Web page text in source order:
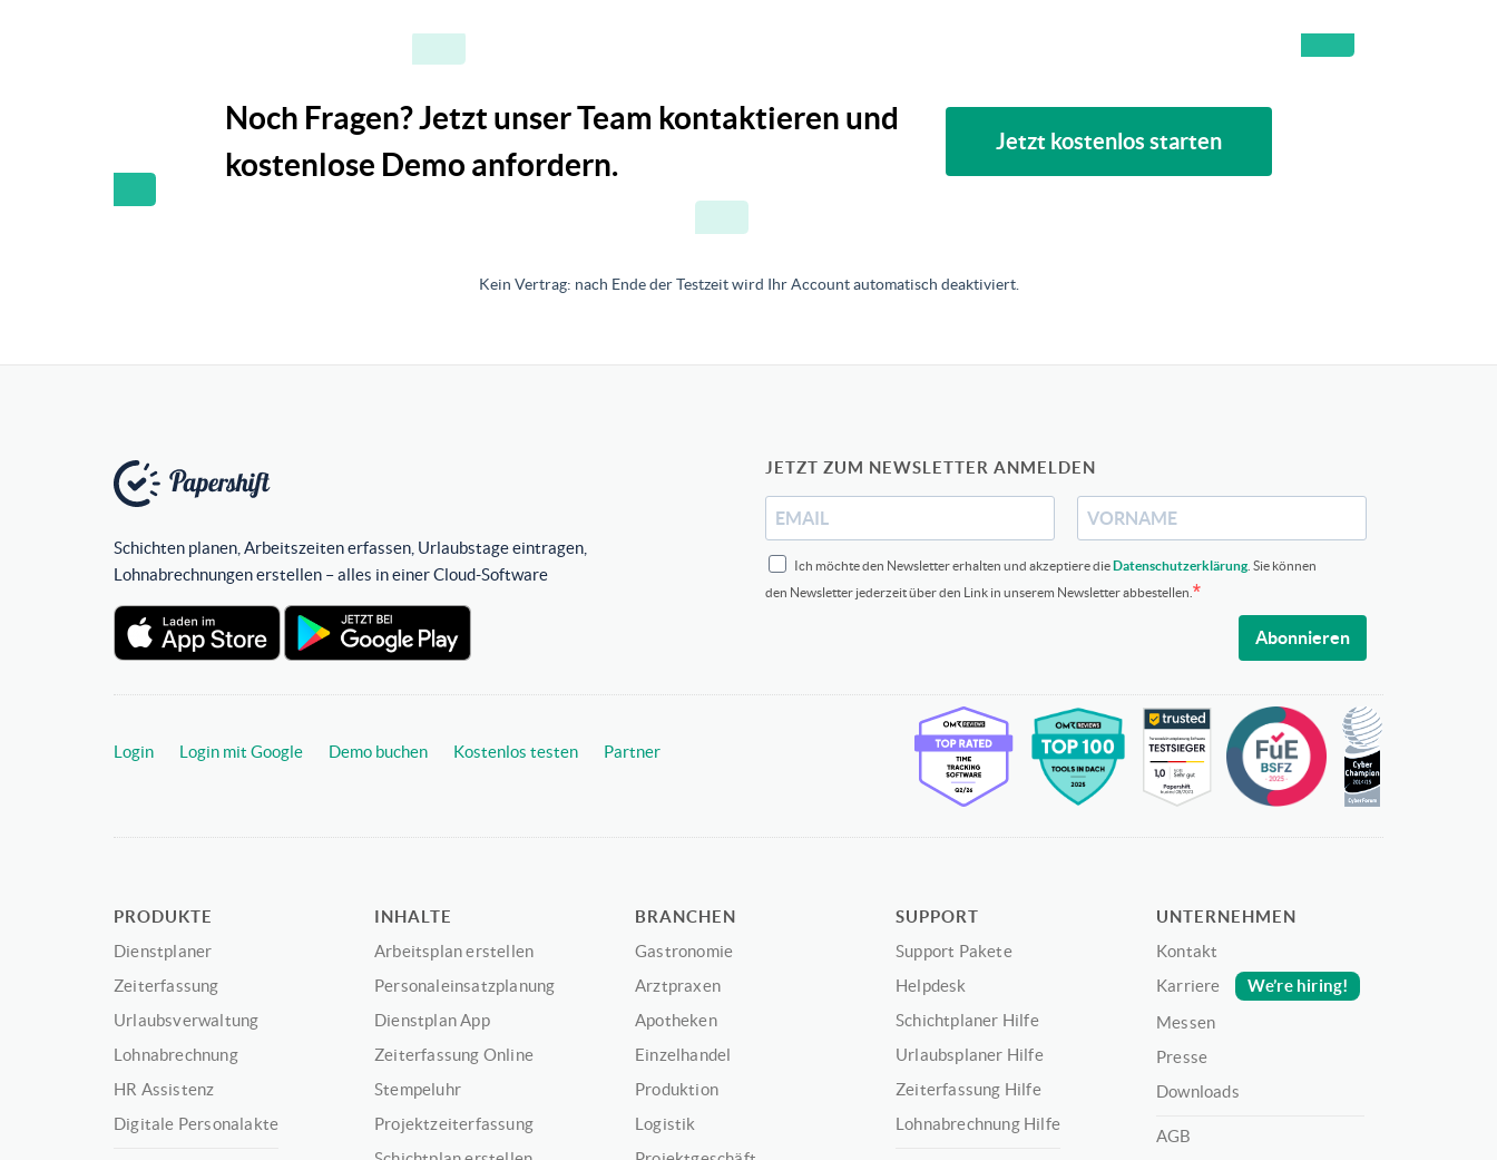
Noch Fragen? Jetzt unser Team kontaktieren und
kostenlose Demo anfordern.
Jetzt kostenlos starten
Kein Vertrag: nach Ende der Testzeit wird Ihr Account automatisch deaktiviert.
Schichten planen, Arbeitszeiten erfassen, Urlaubstage eintragen,
Lohnabrechnungen erstellen – alles in einer Cloud-Software
JETZT ZUM NEWSLETTER ANMELDEN
Ich möchte den Newsletter erhalten und akzeptiere dieDatenschutzerklärung . Sie können
den Newsletter jederzeit über den Link in unserem Newsletter abbestellen.
Abonnieren
Login Login mit Google Demo buchen Kostenlos testen Partner
PRODUKTE
Dienstplaner
Zeiterfassung
Urlaubsverwaltung
Lohnabrechnung
HR Assistenz
Digitale Personalakte
INHALTE
Arbeitsplan erstellen
Personaleinsatzplanung
Dienstplan App
Zeiterfassung Online
Stempeluhr
Projektzeiterfassung
BRANCHEN
Gastronomie
Arztpraxen
Apotheken
Einzelhandel
Produktion
Logistik
SUPPORT
Support Pakete
Helpdesk
Schichtplaner Hilfe
Urlaubsplaner Hilfe
Zeiterfassung Hilfe
Lohnabrechnung Hilfe
UNTERNEHMEN
Kontakt
Karriere
We’re hiring!
Messen
Presse
Downloads
AGB